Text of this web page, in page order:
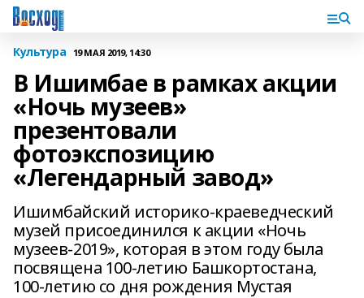
Культура 19 МАЯ 2019, 14:30
В Ишимбае в рамках акции
«Ночь музеев»
презентовали
фотоэкспозицию
«Легендарный завод»
Ишимбайский историко-краеведческий
музей присоединился к акции «Ночь
музеев-2019», которая в этом году была
посвящена 100-летию Башкортостана,
100-летию со дня рождения Мустая